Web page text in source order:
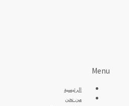
Menu
الرئيسية
من نحن